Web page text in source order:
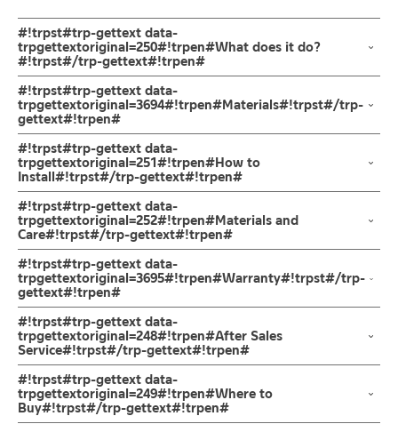
#!trpst#trp-gettext data-
trpgettextoriginal=250#!trpen#What does it do?
#!trpst#/trp-gettext#!trpen#
ก๊อกลงอ่างผสมร้อนเย็น สแตนเลส MATT
ก๊อกผสมน้ำร้อน-เย็น สำหรับติดตั้งใช้ร่วมกับอ่างอาบน้ำแบบมาตราฐาน
ก๊อกออกแบบให้สามารถเปลี่ยนทิศทางน้ำได้
ด้วยปุ่มแบบดึงเปลี่ยนทิศทางน้ำจากการผสมของสองท่อ ปากก๊อกลง
อ่างปลายตัดโค้งสวยงาม เปิด-ปิดน้ำแบบโยกขึ้นลง
ปัดซ้ายน้ำร้อน ปัดขวาน้ำเย็น ฟังก์ชันที่สามารถเปลี่ยนน้ำระหว่าง
อ่างอาบน้ำไปยังฝักบัวมือได้ ด้านในควบคุมน้ำด้วยวาล์วเซรามิค
รับแรงดันได้ดีเยี่ยม ตัวก๊อกผลิตจากสแตนเลส เกรด 304 ทนทานแข็ง
แรง ต้านการกัดกร่อนสูง และไม่ขึ้นสนิม ไม่เป็นรอยคราบน้ำ
ทำความสะอาดง่าย อุปกรณ์และการติดตั้งแบบมาตรฐาน รับประกันไส้
วาล์วไม่รั่วซึม 10 ปี |RA A117-A2345
#!trpst#trp-gettext data-
trpgettextoriginal=3694#!trpen#Materials#!trpst#/trp-
gettext#!trpen#
ตัวก๊อก
ผลิตจากสแตนเลส เกรด 304 ทนทานแข็งแรง ต้านการกัดกร่อนสูง และ
ไม่ขึ้นสนิม
ฝาครอบกำแพงเป็น สแตนเลส 304
#!trpst#trp-gettext data-
trpgettextoriginal=251#!trpen#How to
Install#!trpst#/trp-gettext#!trpen#
ข้อแนะนำในการติดตั้งสำหรับ การติดตั้ง ก๊อกน้ำ วาล์วเปิดปิดน้ำ
ฝักบัว และ ชุดสายฉีดชำระ
สำหรับการติดตั้งใหม่ ให้ไล่ฝุ่น เศษทราย เศษท่อ ออกจากท่อน้ำก่อนติด
ตั้งสินค้า
โดยปล่อยน้ำให้ไหลออกจากท่อนาน 1 นาที เพื่อให้แรงน้ำพัดพาเศษ
ละอองต่างๆ ออกจากท่อน้ำ
มิเช่นนั้นสิ่งสกปรกจะเข้าไปภายในสินค้าและสร้างความเสียหายได้ หาก
ตรวจพบเศษละอองต่างๆในสินค้า
จะไม่อยู่ในเงื่อนไขการรับประกัน
#!trpst#trp-gettext data-
trpgettextoriginal=252#!trpen#Materials and
Care#!trpst#/trp-gettext#!trpen#
คำแนะนำในการดูแลรักษาผลิตภัณฑ์
1. ไม่ทำสินค้าให้เกิดความเสียหายอื่น ๆ นอกจากการใช้งานปกติ เช่นไม่
ทำตก ไม่งัดหรือโยกสินค้าแรงๆ
2. ทำความสะอาดสินค้าโดยการใช้ผ้านุ่มๆชุบน้ำหมาดๆแล้วเช็ดให้แห้ง
3. ห้ามใช้สารเคมีที่มีฤทธิ์เป็นกรด ในการทำความสะอาด เนื่องจากผิว
ของสินค้าจะเสียหายได้
4. ห้ามใช้แปรง วัสดุแข็ง หยาบ ห้ามใช้ฝอยขัดทำความสะอาด ขัดหรือถู
บนตัวสินค้า
ซึ่งจะสร้างความเสียหายให้เกิดขึ้นกับผิวของสินค้าได้
#!trpst#trp-gettext data-
trpgettextoriginal=3695#!trpen#Warranty#!trpst#/trp-
gettext#!trpen#
รับประกันไส้วาล์ว ไม่รั่วซึม 10 ปี
#!trpst#trp-gettext data-
trpgettextoriginal=248#!trpen#After Sales
Service#!trpst#/trp-gettext#!trpen#
ช่องทางออนไลน์
– Email: contact@charnpaiboon.com
– LINE: @Rasland
#!trpst#trp-gettext data-
trpgettextoriginal=249#!trpen#Where to
Buy#!trpst#/trp-gettext#!trpen#